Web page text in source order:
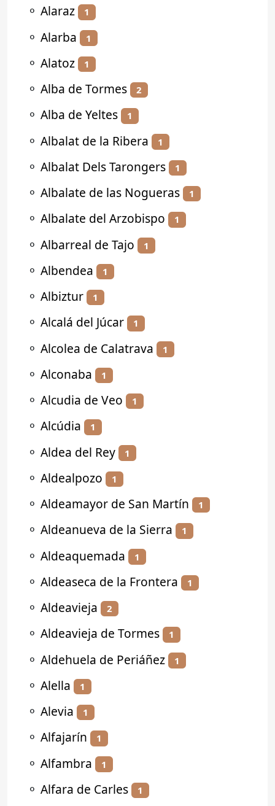
⚬ Alaraz 1
⚬ Alarba 1
⚬ Alatoz 1
⚬ Alba de Tormes 2
⚬ Alba de Yeltes 1
⚬ Albalat de la Ribera 1
⚬ Albalat Dels Tarongers 1
⚬ Albalate de las Nogueras 1
⚬ Albalate del Arzobispo 1
⚬ Albarreal de Tajo 1
⚬ Albendea 1
⚬ Albiztur 1
⚬ Alcalá del Júcar 1
⚬ Alcolea de Calatrava 1
⚬ Alconaba 1
⚬ Alcudia de Veo 1
⚬ Alcúdia 1
⚬ Aldea del Rey 1
⚬ Aldealpozo 1
⚬ Aldeamayor de San Martín 1
⚬ Aldeanueva de la Sierra 1
⚬ Aldeaquemada 1
⚬ Aldeaseca de la Frontera 1
⚬ Aldeavieja 2
⚬ Aldeavieja de Tormes 1
⚬ Aldehuela de Periáñez 1
⚬ Alella 1
⚬ Alevia 1
⚬ Alfajarín 1
⚬ Alfambra 1
⚬ Alfara de Carles 1